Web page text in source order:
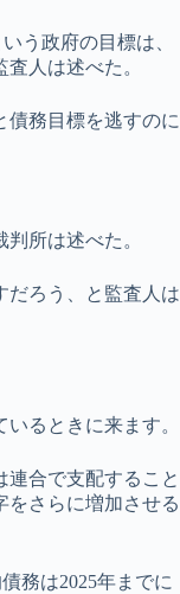
う政府の目標は、
人は述べた。
債務目標を逃すのに
所は述べた。
だろう、と監査人は
るときに来ます。
合で支配すること
をさらに増加させる
務は2025年までに